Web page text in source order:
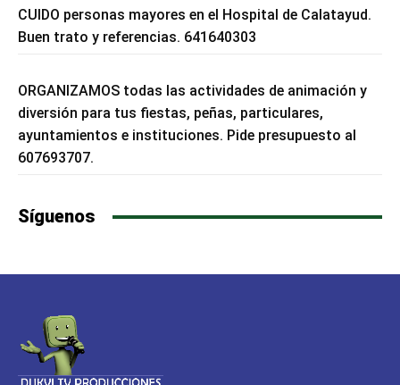
CUIDO personas mayores en el Hospital de Calatayud.
Buen trato y referencias. 641640303
ORGANIZAMOS todas las actividades de animación y
diversión para tus fiestas, peñas, particulares,
ayuntamientos e instituciones. Pide presupuesto al
607693707.
Síguenos